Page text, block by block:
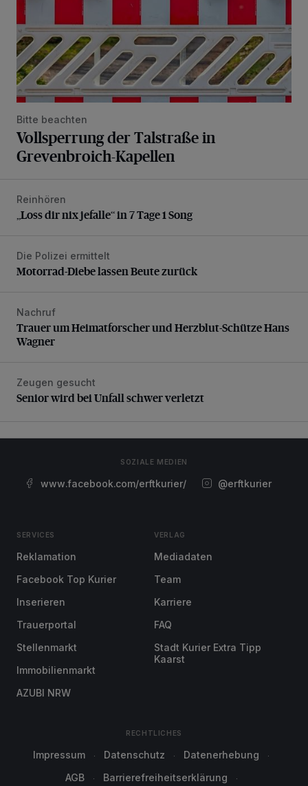
Bitte beachten
Vollsperrung der Talstraße in
Grevenbroich-Kapellen
„Loss dir nix jefalle“ in 7 Tage 1 Song
Reinhören
„Loss dir nix jefalle“ in 7 Tage 1 Song
Motorrad-Diebe lassen Beute zurück
Die Polizei ermittelt
Motorrad-Diebe lassen Beute zurück
Trauer um Heimatforscher und Herzblut-Schütze Hans
Nachruf
Trauer um Heimatforscher und Herzblut-Schütze Hans
Wagner
Senior wird bei Unfall schwer verletzt
Zeugen gesucht
Senior wird bei Unfall schwer verletzt
SOZIALE MEDIEN
www.facebook.com/erftkurier/ @erftkurier
SERVICES
Reklamation
Facebook Top Kurier
Inserieren
Trauerportal
Stellenmarkt
Immobilienmarkt
AZUBI NRW
VERLAG
Mediadaten
Team
Karriere
FAQ
Stadt Kurier Extra Tipp
Kaarst
RECHTLICHES
Impressum Datenschutz
Datenerhebung
AGB
Barrierefreiheitserklärung